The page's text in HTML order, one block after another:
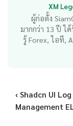
XM
ผู้ก่อตั้ง
มากกว่า 13 ปี ไ
รู้ Forex, ไอที,
‹ Shadcn UI Log
Management